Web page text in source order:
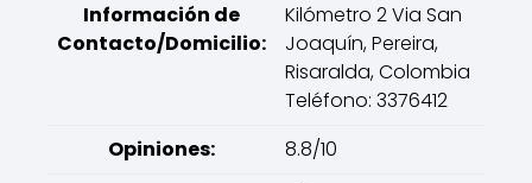
Información de
Contacto/Domicilio:
Kilómetro 2 Via San
Joaquín, Pereira,
Risaralda, Colombia
Teléfono: 3376412
Opiniones:
8.8/10